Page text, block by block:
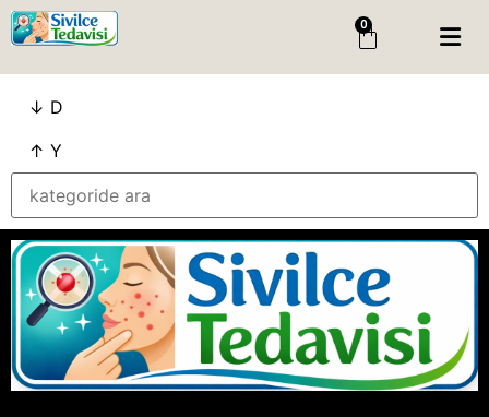
0
↓ D
↑ Y
Menü
Giriş Yap
Kategoriler
Genel
Cilt Bakim
Cilt Serumu
Salisilik Asit
Sivilce Peelingi